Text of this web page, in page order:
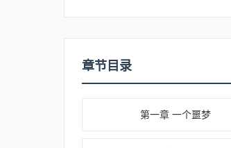
章节目录
第一章 一个噩梦